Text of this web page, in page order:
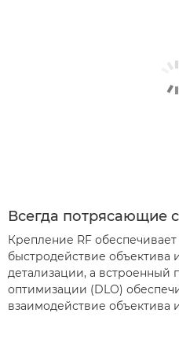
Всегда потрясающие
Крепление RF
быстродействие объектива
детализации, а
оптимизации (DLO)
взаимодействие объектива